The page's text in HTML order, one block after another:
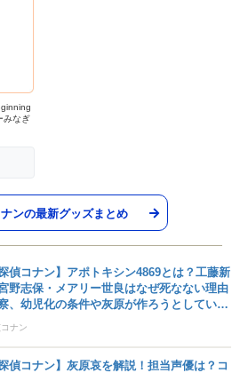
みなぎ
ンの最新グッズまとめ
探偵コナン】アポトキシン4869とは？工藤新
野志保・メアリー世良はなぜ死なない理由
、幼児化の条件や灰原が作ろうとしていた
いても解説【ネタバレ注意】
ナン
探偵コナン】灰原哀を解説！担当声優は？コ